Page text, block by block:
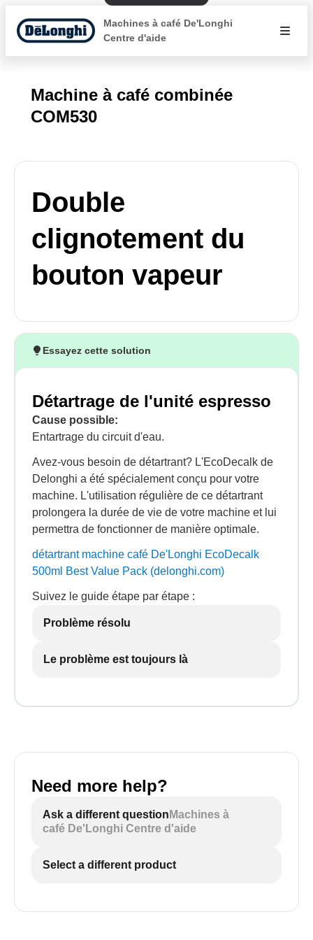
Machines à café De'Longhi
Centre d'aide
Machine à café combinée
COM530
Double
clignotement du
bouton vapeur
Essayez cette solution
Détartrage de l'unité espresso
Cause possible:
Entartrage du circuit d'eau.
Avez-vous besoin de détartrant? L'EcoDecalk de
Delonghi a été spécialement conçu pour votre
machine. L'utilisation régulière de ce détartrant
prolongera la durée de vie de votre machine et lui
permettra de fonctionner de manière optimale.
détartrant machine café De'Longhi EcoDecalk
500ml Best Value Pack (delonghi.com)
Suivez le guide étape par étape :
Problème résolu
Le problème est toujours là
Need more help?
Ask a different question Machines à
café De'Longhi Centre d'aide
Select a different product